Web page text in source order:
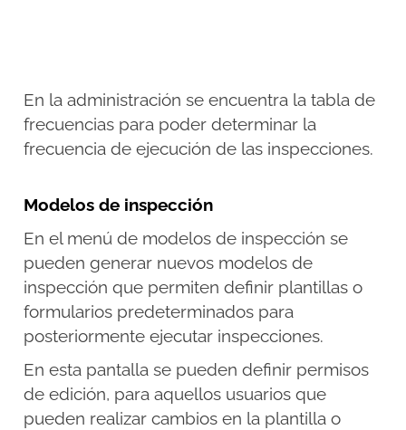
En la administración se encuentra la tabla de
frecuencias para poder determinar la
frecuencia de ejecución de las inspecciones.
Modelos de inspección
En el menú de modelos de inspección se
pueden generar nuevos modelos de
inspección que permiten definir plantillas o
formularios predeterminados para
posteriormente ejecutar inspecciones.
En esta pantalla se pueden definir permisos
de edición, para aquellos usuarios que
pueden realizar cambios en la plantilla o